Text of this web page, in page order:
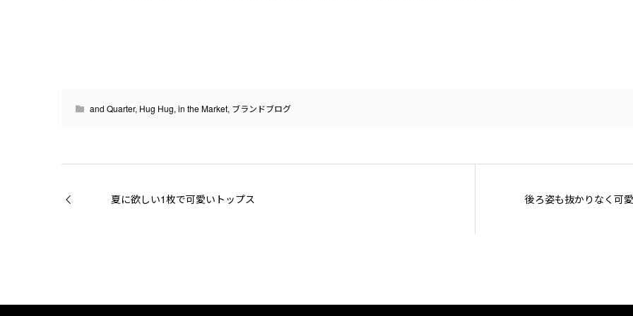
and Quarter, Hug Hug, in the Market, ブランドブログ
夏に欲しい1枚で可愛いトップス 後ろ姿も抜かりなく可